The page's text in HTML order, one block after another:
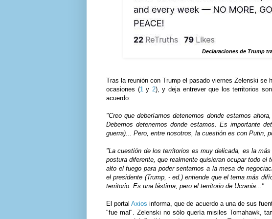
Declaraciones de Trump
Tras la reunión con Trump el pasado viernes Zelenski
ocasiones (1y 2), y deja entrever que los territorios
acuerdo:
"Creo que deberíamos detenernos donde estamos
Debemos detenernos donde estamos. Es importante
guerra)... Pero, entre nosotros, la cuestión es con Putin,
"La cuestión de los territorios es muy delicada, es la
postura diferente, que realmente quisieran ocupar todo
alto el fuego para poder sentarnos a la mesa de
el presidente (Trump, - ed.) entiende que el tema más
territorio. Es una lástima, pero el territorio de Ucrania..."
El portalAxios informa, que de acuerdo a una de sus
"fue mal". Zelenski no sólo quería misiles Tomahawk,